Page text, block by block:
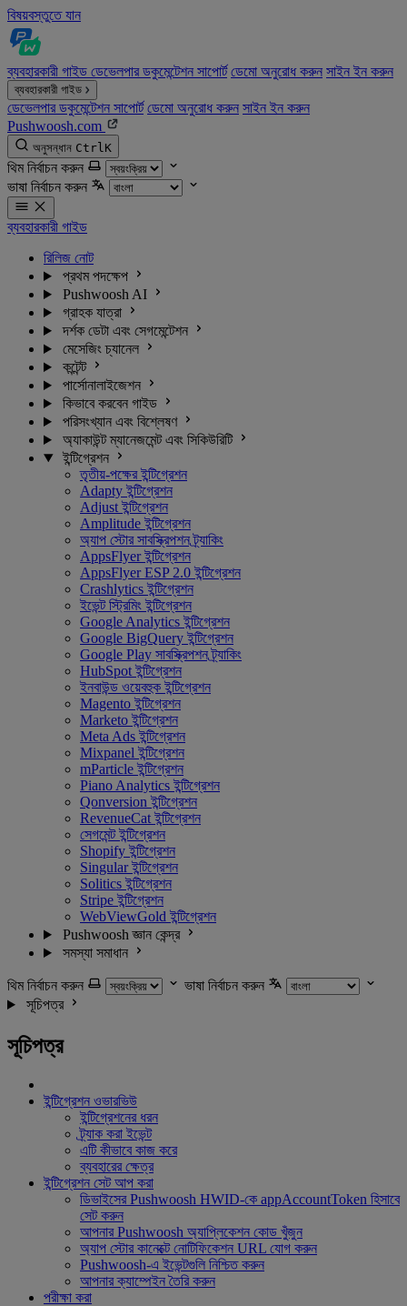
বিষয়বস্তুতে যান
ব্যবহারকারী গাইড ডেভেলপার ডকুমেন্টেশন সাপোর্ট ডেমো অনুরোধ করুন সাইন ইন করুন
ব্যবহারকারী গাইড
ডেভেলপার ডকুমেন্টেশন সাপোর্ট ডেমো অনুরোধ করুন সাইন ইন করুন
Pushwoosh.com
অনুসন্ধান CtrlK
থিম নির্বাচন করুন
ভাষা নির্বাচন করুন
ব্যবহারকারী গাইড
রিলিজ নোট
প্রথম পদক্ষেপ
Pushwoosh AI
গ্রাহক যাত্রা
দর্শক ডেটা এবং সেগমেন্টেশন
মেসেজিং চ্যানেল
কন্টেন্ট
পার্সোনালাইজেশন
কিভাবে করবেন গাইড
পরিসংখ্যান এবং বিশ্লেষণ
অ্যাকাউন্ট ম্যানেজমেন্ট এবং সিকিউরিটি
ইন্টিগ্রেশন
তৃতীয়-পক্ষের ইন্টিগ্রেশন
Adapty ইন্টিগ্রেশন
Adjust ইন্টিগ্রেশন
Amplitude ইন্টিগ্রেশন
অ্যাপ স্টোর সাবস্ক্রিপশন ট্র্যাকিং
AppsFlyer ইন্টিগ্রেশন
AppsFlyer ESP 2.0 ইন্টিগ্রেশন
Crashlytics ইন্টিগ্রেশন
ইভেন্ট স্ট্রিমিং ইন্টিগ্রেশন
Google Analytics ইন্টিগ্রেশন
Google BigQuery ইন্টিগ্রেশন
Google Play সাবস্ক্রিপশন ট্র্যাকিং
HubSpot ইন্টিগ্রেশন
ইনবাউন্ড ওয়েবহুক ইন্টিগ্রেশন
Magento ইন্টিগ্রেশন
Marketo ইন্টিগ্রেশন
Meta Ads ইন্টিগ্রেশন
Mixpanel ইন্টিগ্রেশন
mParticle ইন্টিগ্রেশন
Piano Analytics ইন্টিগ্রেশন
Qonversion ইন্টিগ্রেশন
RevenueCat ইন্টিগ্রেশন
সেগমেন্ট ইন্টিগ্রেশন
Shopify ইন্টিগ্রেশন
Singular ইন্টিগ্রেশন
Solitics ইন্টিগ্রেশন
Stripe ইন্টিগ্রেশন
WebViewGold ইন্টিগ্রেশন
Pushwoosh জ্ঞান কেন্দ্র
সমস্যা সমাধান
থিম নির্বাচন করুন
ভাষা নির্বাচন করুন
সূচিপত্র
সূচিপত্র
ইন্টিগ্রেশন ওভারভিউ
ইন্টিগ্রেশনের ধরন
ট্র্যাক করা ইভেন্ট
এটি কীভাবে কাজ করে
ব্যবহারের ক্ষেত্র
ইন্টিগ্রেশন সেট আপ করা
ডিভাইসের Pushwoosh HWID-কে appAccountToken হিসাবে
সেট করুন
আপনার Pushwoosh অ্যাপ্লিকেশন কোড খুঁজুন
অ্যাপ স্টোর কানেক্টে নোটিফিকেশন URL যোগ করুন
Pushwoosh-এ ইভেন্টগুলি নিশ্চিত করুন
আপনার ক্যাম্পেইন তৈরি করুন
পরীক্ষা করা